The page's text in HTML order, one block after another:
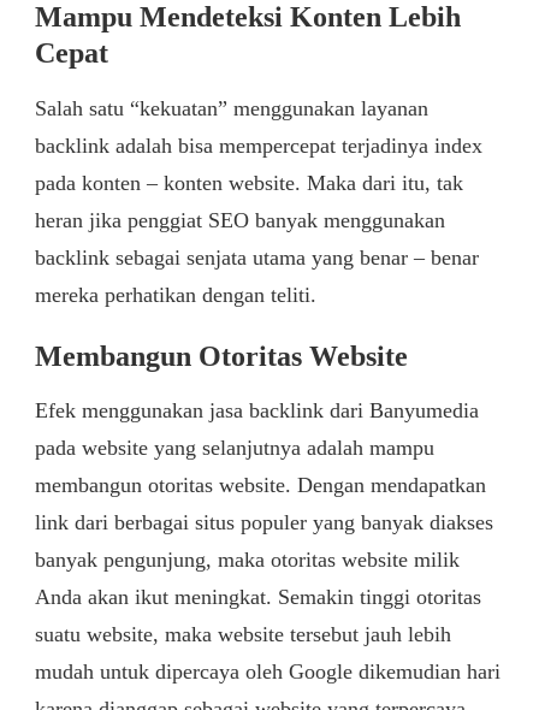
Mampu Mendeteksi Konten Lebih
Cepat
Salah satu “kekuatan” menggunakan layanan
backlink adalah bisa mempercepat terjadinya index
pada konten – konten website. Maka dari itu, tak
heran jika penggiat SEO banyak menggunakan
backlink sebagai senjata utama yang benar – benar
mereka perhatikan dengan teliti.
Membangun Otoritas Website
Efek menggunakan jasa backlink dari Banyumedia
pada website yang selanjutnya adalah mampu
membangun otoritas website. Dengan mendapatkan
link dari berbagai situs populer yang banyak diakses
banyak pengunjung, maka otoritas website milik
Anda akan ikut meningkat. Semakin tinggi otoritas
suatu website, maka website tersebut jauh lebih
mudah untuk dipercaya oleh Google dikemudian hari